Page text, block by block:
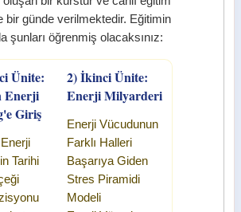
bir günde verilmektedir. Eğitimin
şunları öğrenmiş olacaksınız:
Ünite:
Enerji
Giriş
Tarihi
2) İkinci Ünite:
Enerji Milyarderi
Enerji Vücudunun
Farklı Halleri
Başarıya Giden
Stres Piramidi
Modeli